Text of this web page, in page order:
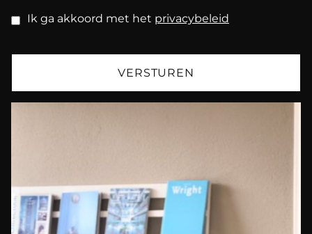
Ik ga akkoord met het privacybeleid